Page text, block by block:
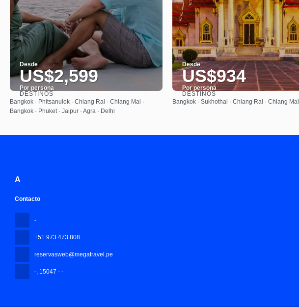
Desde
US$2,599
Por persona
Ver
DESTINOS
Bangkok · Phitsanulok · Chiang Rai · Chiang Mai ·
Bangkok · Phuket · Jaipur · Agra · Delhi
Desde
US$934
Por persona
Ver
DESTINOS
Bangkok · Sukhothai · Chiang Rai · Chiang Mai
A
Contacto
-
+51 973 473 808
reservasweb@megatravel.pe
-, 15047 - -